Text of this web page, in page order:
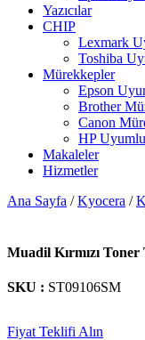
Yazıcılar
CHIP
Lexmark
Toshiba
Mürekkepler
Epson
Brother
Canon
HP
Makaleler
Hizmetler
Ana Sayfa /Kyocera /
Muadil Kırmızı
SKU : ST09106SM
Fiyat Teklifi Alın